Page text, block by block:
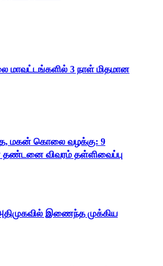
மாவட்டங்களில் 3 நாள் மிதமான
மகன் கொலை வழக்கு: 9
தண்டனை விவரம் தள்ளிவைப்பு
அதிமுகவில் இணைந்த முக்கிய